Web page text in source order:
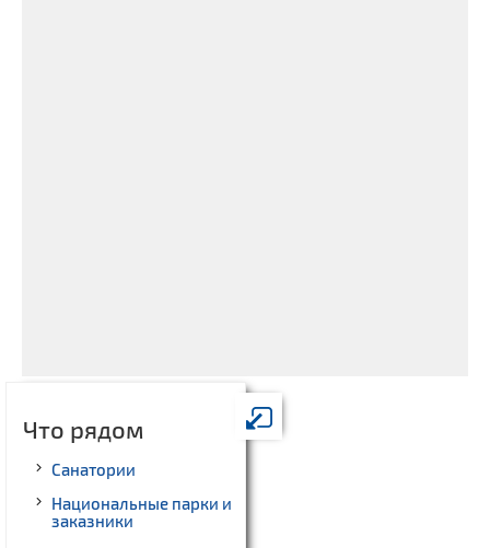
Что рядом
Санатории
Национальные парки и
заказники